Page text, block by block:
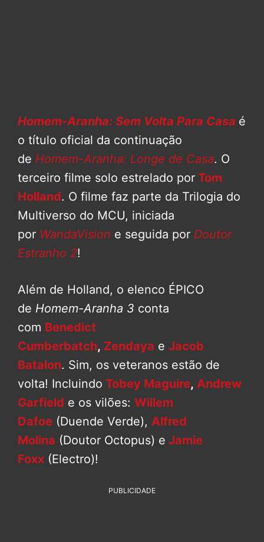
Homem-Aranha: Sem Volta Para Casa é
o título oficial da continuação
de Homem-Aranha: Longe de Casa. O
terceiro filme solo estrelado por Tom
Holland. O filme faz parte da Trilogia do
Multiverso do MCU, iniciada
por WandaVision e seguida por Doutor
Estranho 2!
Além de Holland, o elenco ÉPICO
de Homem-Aranha 3 conta
com Benedict
Cumberbatch, Zendaya e Jacob
Batalon. Sim, os veteranos estão de
volta! Incluindo Tobey Maguire, Andrew
Garfield e os vilões: Willem
Dafoe (Duende Verde), Alfred
Molina (Doutor Octopus) e Jamie
Foxx (Electro)!
PUBLICIDADE